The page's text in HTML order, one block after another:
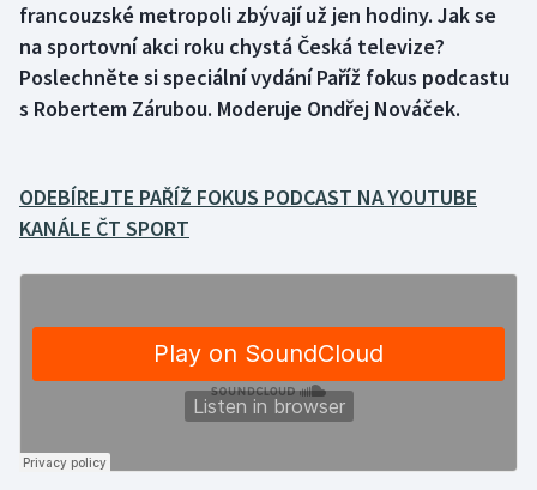
Box
Curling
Florbal
Jezdectví
francouzské metropoli zbývají už jen hodiny. Jak se
na sportovní akci roku chystá Česká televize?
Poslechněte si speciální vydání Paříž fokus podcastu
s Robertem Zárubou. Moderuje Ondřej Nováček.
ODEBÍREJTE PAŘÍŽ FOKUS PODCAST NA YOUTUBE
KANÁLE ČT SPORT